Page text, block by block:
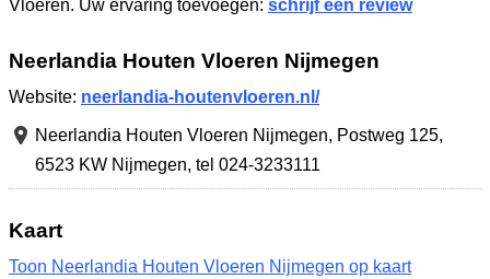
Vloeren. Uw ervaring toevoegen: schrijf een review
Neerlandia Houten Vloeren Nijmegen
Website: neerlandia-houtenvloeren.nl/
Neerlandia Houten Vloeren Nijmegen, Postweg 125,
6523 KW Nijmegen, tel 024-3233111
Kaart
Toon Neerlandia Houten Vloeren Nijmegen op kaart